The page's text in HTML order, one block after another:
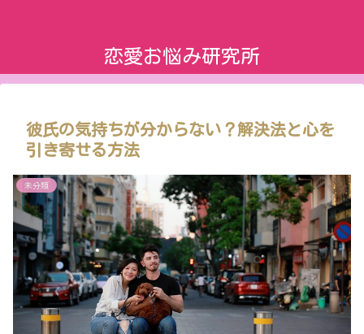
恋愛お悩み研究所
彼氏の気持ちが分からない？解決法と心を
引き寄せる方法
未分類